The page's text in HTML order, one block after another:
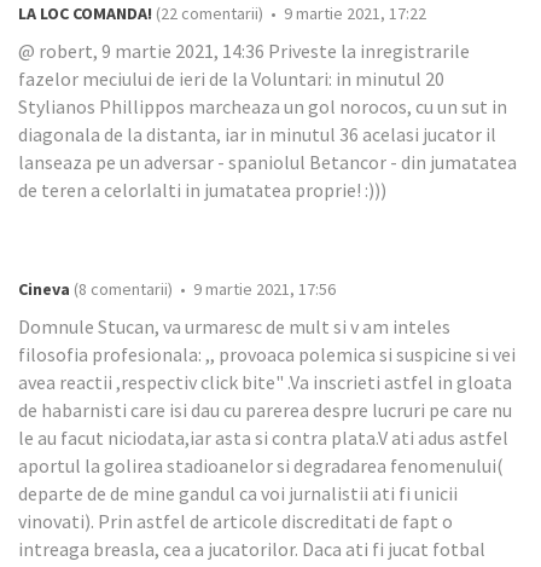
LA LOC COMANDA! (22 comentarii) • 9 martie 2021, 17:22
@ robert, 9 martie 2021, 14:36 Priveste la inregistrarile
fazelor meciului de ieri de la Voluntari: in minutul 20
Stylianos Phillippos marcheaza un gol norocos, cu un sut in
diagonala de la distanta, iar in minutul 36 acelasi jucator il
lanseaza pe un adversar - spaniolul Betancor - din jumatatea
de teren a celorlalti in jumatatea proprie! :)))
Cineva (8 comentarii) • 9 martie 2021, 17:56
Domnule Stucan, va urmaresc de mult si v am inteles
filosofia profesionala: ,, provoaca polemica si suspicine si vei
avea reactii ,respectiv click bite" .Va inscrieti astfel in gloata
de habarnisti care isi dau cu parerea despre lucruri pe care nu
le au facut niciodata,iar asta si contra plata.V ati adus astfel
aportul la golirea stadioanelor si degradarea fenomenului(
departe de de mine gandul ca voi jurnalistii ati fi unicii
vinovati). Prin astfel de articole discreditati de fapt o
intreaga breasla, cea a jucatorilor. Daca ati fi jucat fotbal